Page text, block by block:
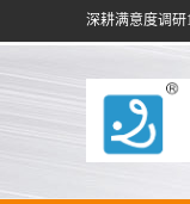
深耕满意度调研